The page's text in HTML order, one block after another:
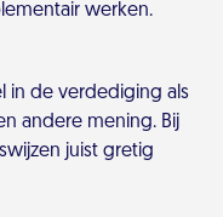
werken.
in de verdediging als
andere mening. Bij
juist gretig